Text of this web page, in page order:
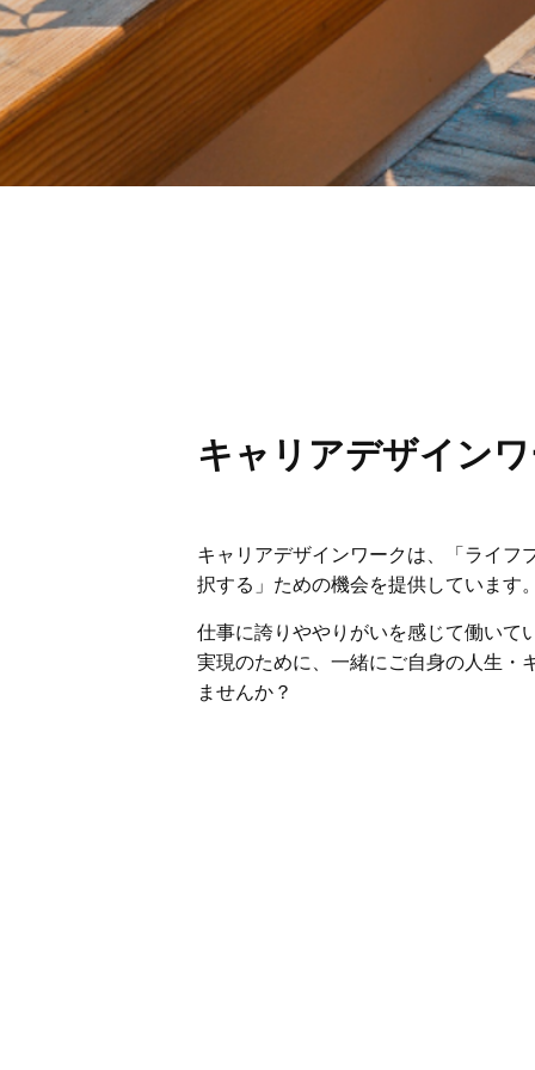
キャリアデザイン
キャリアデザインワークは、「ライフ
択する」ための機会を提供しています
仕事に誇りややりがいを感じて働いて
実現のために、一緒にご自身の人生・
ませんか？